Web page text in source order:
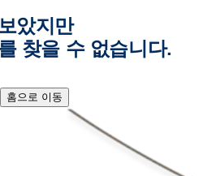
았지만
찾을 수 없습니다.
홈으로 이동